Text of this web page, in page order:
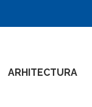
ARHITECTURA